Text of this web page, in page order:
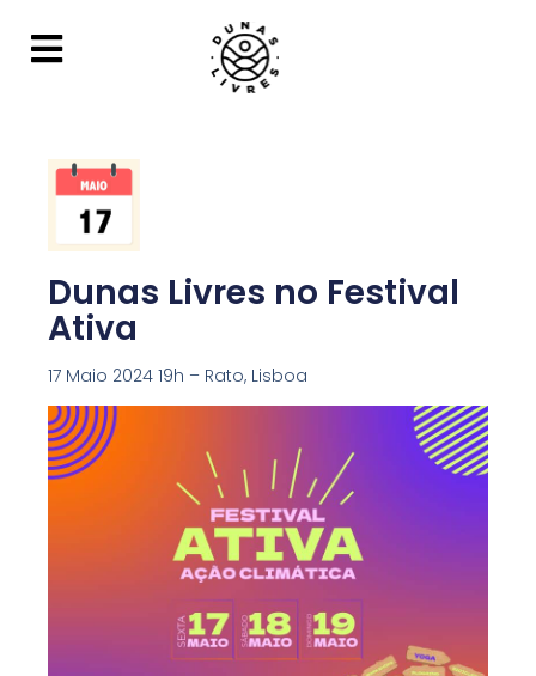
Dunas Livres no Festival
Ativa
17 Maio 2024 19h – Rato, Lisboa